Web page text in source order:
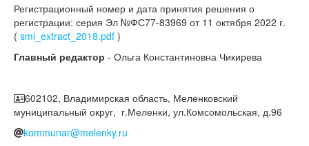
Регистрационный номер и дата принятия решения о
регистрации: серия Эл №ФС77-83969 от 11 октября 2022 г.
( smi_extract_2018.pdf )
Главный редактор - Ольга Константиновна Чикирева
602102, Владимирская область, Меленковский
муниципальный округ, г.Меленки, ул.Комсомольская, д.96
kommunar@melenky.ru